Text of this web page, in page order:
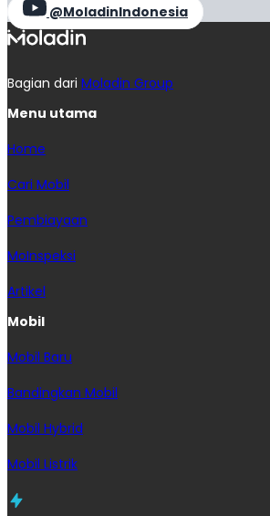
@MoladinIndonesia
Bagian dari Moladin Group
Menu utama
Home
Cari Mobil
Pembiayaan
MoInspeksi
Artikel
Mobil
Mobil Baru
Bandingkan Mobil
Mobil Hybrid
Mobil Listrik